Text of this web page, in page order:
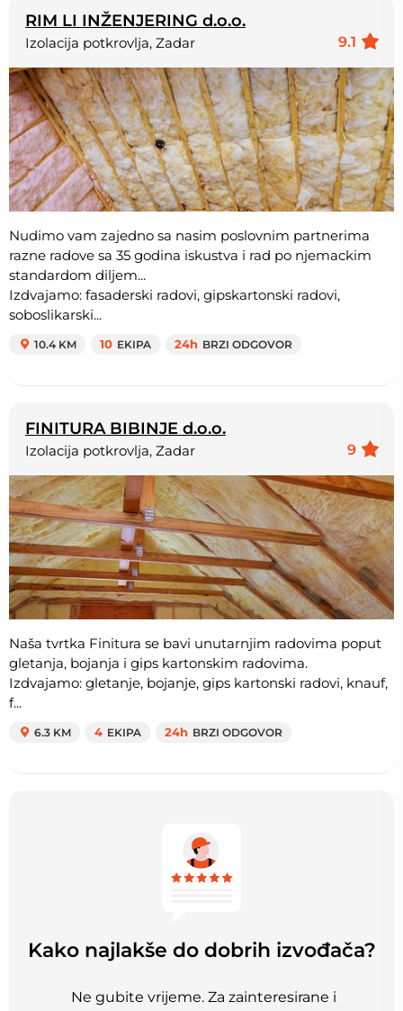
RIM LI INŽENJERING d.o.o.
9.1
Izolacija potkrovlja, Zadar
Nudimo vam zajedno sa nasim poslovnim partnerima
razne radove sa 35 godina iskustva i rad po njemackim
standardom diljem...
Izdvajamo: fasaderski radovi, gipskartonski radovi,
soboslikarski...
10.4 KM 10 EKIPA 24h BRZI ODGOVOR
FINITURA BIBINJE d.o.o.
9
Izolacija potkrovlja, Zadar
Naša tvrtka Finitura se bavi unutarnjim radovima poput
gletanja, bojanja i gips kartonskim radovima.
Izdvajamo: gletanje, bojanje, gips kartonski radovi, knauf,
f...
6.3 KM 4 EKIPA 24h BRZI ODGOVOR
Kako najlakše do dobrih izvođača?
Ne gubite vrijeme. Za zainteresirane i